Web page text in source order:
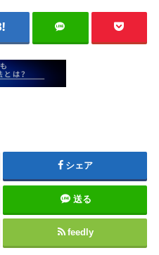
シェア
送る
feedly